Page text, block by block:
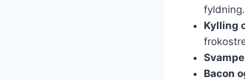
fyldning.
Kylling
Bacon